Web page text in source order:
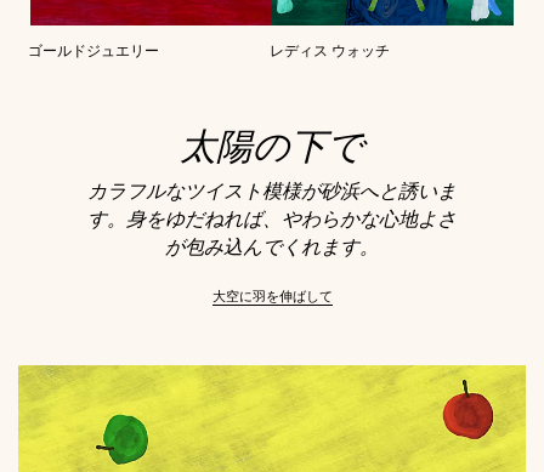
ゴールドジュエリー レディス ウォッチ
太陽の下で
カラフルなツイスト模様が砂浜へと誘いま
す。身をゆだねれば、やわらかな心地よさ
が包み込んでくれます。
大空に羽を伸ばして